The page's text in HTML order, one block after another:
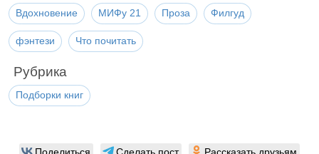
Вдохновение МИФу 21 Проза Филгуд
фэнтези Что почитать
Рубрика
Подборки книг
Поделиться Сделать пост Рассказать друзьям